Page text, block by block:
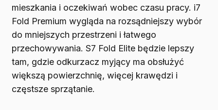
mieszkania i oczekiwań wobec czasu pracy. i7
Fold Premium wygląda na rozsądniejszy wybór
do mniejszych przestrzeni i łatwego
przechowywania. S7 Fold Elite będzie lepszy
tam, gdzie odkurzacz myjący ma obsłużyć
większą powierzchnię, więcej krawędzi i
częstsze sprzątanie.